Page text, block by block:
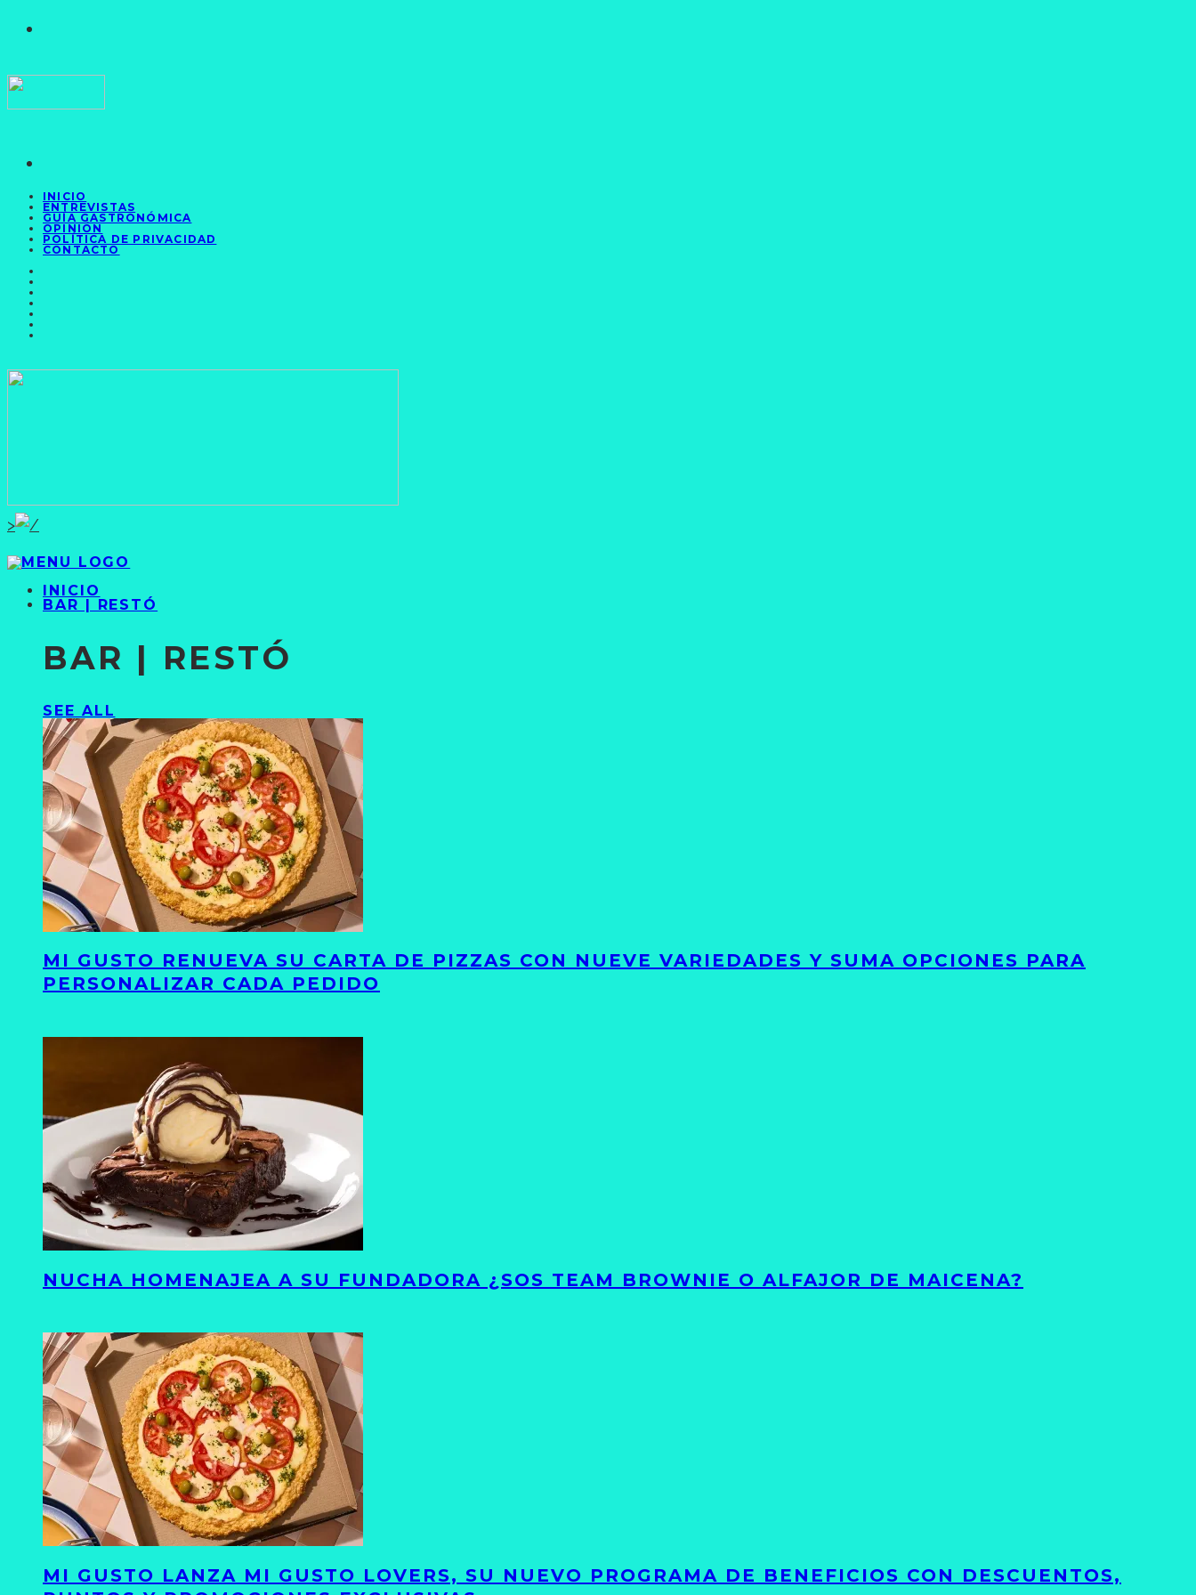
INICIO
ENTREVISTAS
GUÍA GASTRONÓMICA
OPINIÓN
POLÍTICA DE PRIVACIDAD
CONTACTO
>
INICIO
BAR | RESTÓ
BAR | RESTÓ
SEE ALL
MI GUSTO RENUEVA SU CARTA DE PIZZAS CON NUEVE VARIEDADES Y SUMA OPCIONES PARA
PERSONALIZAR CADA PEDIDO
NUCHA HOMENAJEA A SU FUNDADORA ¿SOS TEAM BROWNIE O ALFAJOR DE MAICENA?
MI GUSTO LANZA MI GUSTO LOVERS, SU NUEVO PROGRAMA DE BENEFICIOS CON DESCUENTOS,